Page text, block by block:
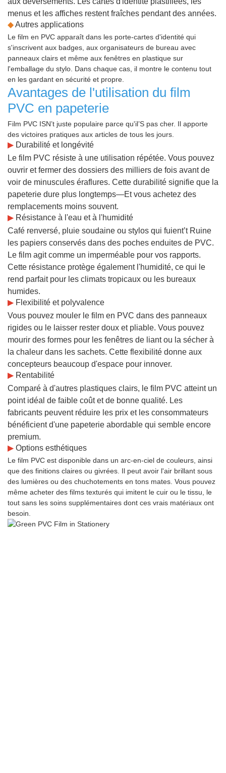
menus et les affiches restent fraîches pendant des années.
◆Autres applications
Le film en PVC apparaît dans les porte-cartes d'identité qui
s'inscrivent aux badges, aux organisateurs de bureau avec
panneaux clairs et même aux fenêtres en plastique sur
l'emballage du stylo. Dans chaque cas, il montre le contenu tout
en les gardant en sécurité et propre.
Avantages de l'utilisation du film
PVC en papeterie
Film PVC ISN’t juste populaire parce qu'il’S pas cher. Il apporte
des victoires pratiques aux articles de tous les jours.
▶ Durabilité et longévité
Le film PVC résiste à une utilisation répétée. Vous pouvez
ouvrir et fermer des dossiers des milliers de fois avant de
voir de minuscules éraflures. Cette durabilité signifie que la
papeterie dure plus longtemps—Et vous achetez des
remplacements moins souvent.
▶ Résistance à l'eau et à l'humidité
Café renversé, pluie soudaine ou stylos qui fuient’t Ruine
les papiers conservés dans des poches enduites de PVC.
Le film agit comme un imperméable pour vos rapports.
Cette résistance protège également l'humidité, ce qui le
rend parfait pour les climats tropicaux ou les bureaux
humides.
▶ Flexibilité et polyvalence
Vous pouvez mouler le film en PVC dans des panneaux
rigides ou le laisser rester doux et pliable. Vous pouvez
mourir des formes pour les fenêtres de liant ou la sécher à
la chaleur dans les sachets. Cette flexibilité donne aux
concepteurs beaucoup d'espace pour innover.
▶ Rentabilité
Comparé à d'autres plastiques clairs, le film PVC atteint un
point idéal de faible coût et de bonne qualité. Les
fabricants peuvent réduire les prix et les consommateurs
bénéficient d'une papeterie abordable qui semble encore
premium.
▶ Options esthétiques
Le film PVC est disponible dans un arc-en-ciel de couleurs, ainsi
que des finitions claires ou givrées. Il peut avoir l'air brillant sous
des lumières ou des chuchotements en tons mates. Vous pouvez
même acheter des films texturés qui imitent le cuir ou le tissu, le
tout sans les soins supplémentaires dont ces vrais matériaux ont
besoin.